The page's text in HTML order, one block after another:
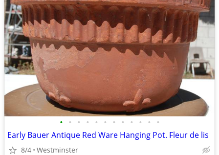
• • • • • • • • • • • •
Early Bauer Antique Red Ware Hanging Pot. Fleur de lis
8/4 Westminster